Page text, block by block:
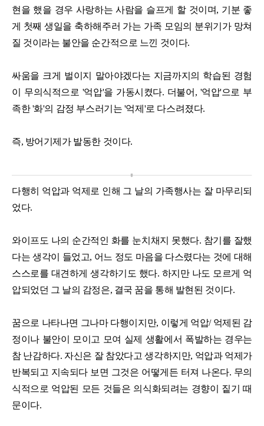
현을 했을 경우 사랑하는 사람을 슬프게 할 것이며, 기분 좋
게 첫째 생일을 축하해주러 가는 가족 모임의 분위기가 망쳐
질 것이라는 불안을 순간적으로 느낀 것이다.
싸움을 크게 벌이지 말아야겠다는 지금까지의 학습된 경험
이 무의식적으로 '억압'을 가동시켰다. 더불어, '억압'으로 부
족한 '화'의 감정 부스러기는 '억제'로 다스려졌다.
즉, 방어기제가 발동한 것이다.
다행히 억압과 억제로 인해 그 날의 가족행사는 잘 마무리되
었다.
와이프도 나의 순간적인 화를 눈치채지 못했다. 참기를 잘했
다는 생각이 들었고, 어느 정도 마음을 다스렸다는 것에 대해
스스로를 대견하게 생각하기도 했다. 하지만 나도 모르게 억
압되었던 그 날의 감정은, 결국 꿈을 통해 발현된 것이다.
꿈으로 나타나면 그나마 다행이지만, 이렇게 억압/ 억제된 감
정이나 불안이 모이고 모여 실제 생활에서 폭발하는 경우는
참 난감하다. 자신은 잘 참았다고 생각하지만, 억압과 억제가
반복되고 지속되다 보면 그것은 어떻게든 터져 나온다. 무의
식적으로 억압된 모든 것들은 의식화되려는 경향이 짙기 때
문이다.